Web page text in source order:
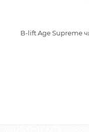
B-lift Age Supreme